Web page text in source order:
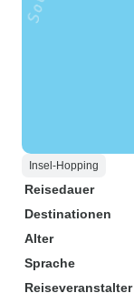
Insel-Hopping
Reisedauer
Destinationen
Alter
Sprache
Reiseveranstalter